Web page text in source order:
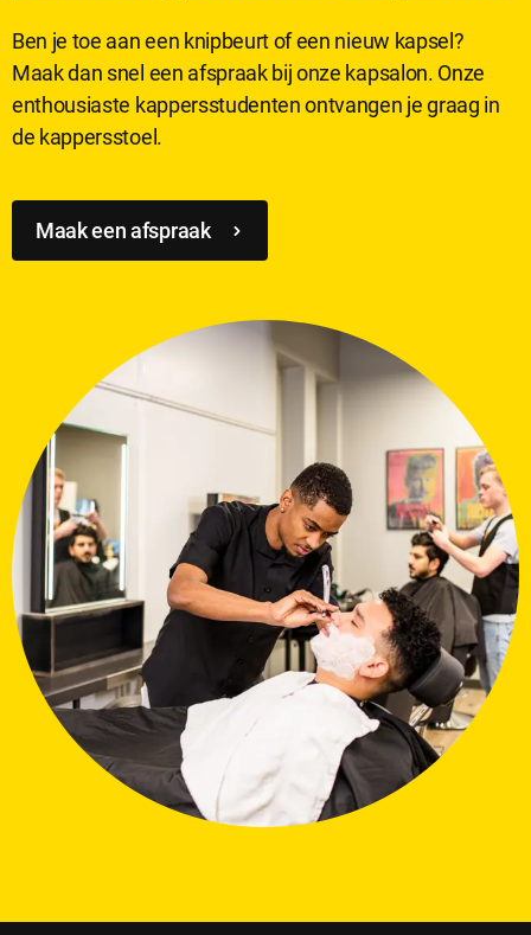
Ben je toe aan een knipbeurt of een nieuw kapsel?
Maak dan snel een afspraak bij onze kapsalon. Onze
enthousiaste kappersstudenten ontvangen je graag in
de kappersstoel.
Maak een afspraak